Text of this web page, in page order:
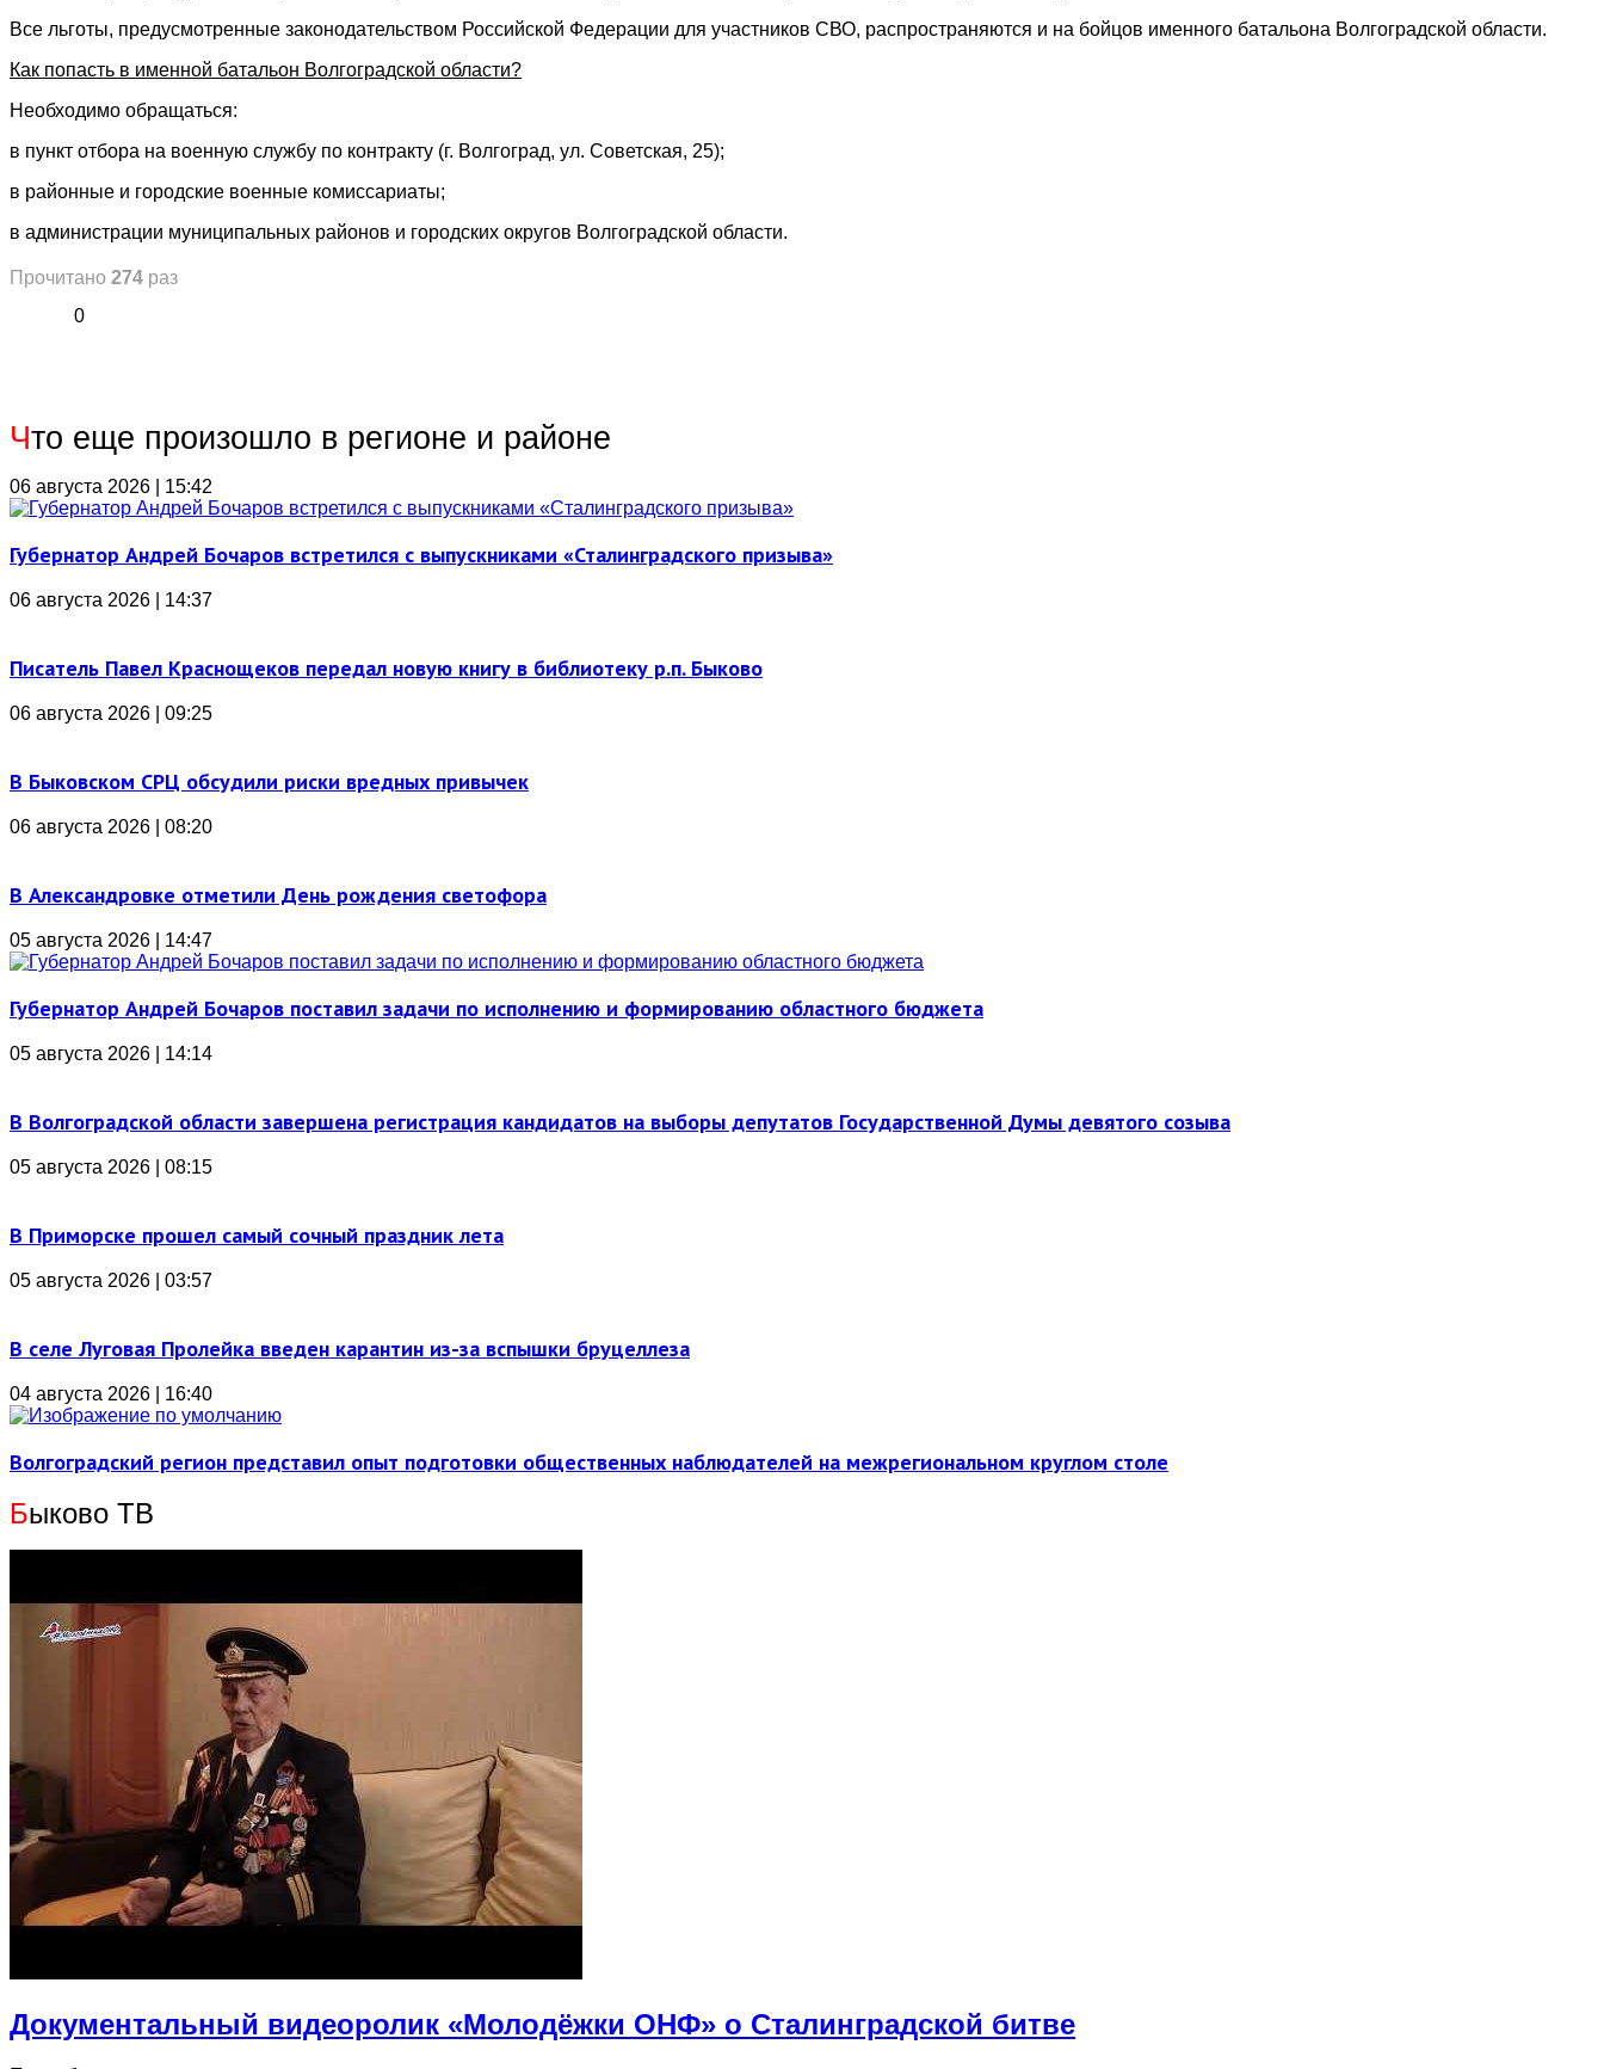
Все льготы, предусмотренные законодательством Российской Федерации для участников СВО, распространяются и на бойцов именного батальона Волгоградской области.
Как попасть в именной батальон Волгоградской области?
Необходимо обращаться:
в пункт отбора на военную службу по контракту (г. Волгоград, ул. Советская, 25);
в районные и городские военные комиссариаты;
в администрации муниципальных районов и городских округов Волгоградской области.
Прочитано 274 раз
0
Что еще произошло в регионе и районе
06 августа 2026 | 15:42
Губернатор Андрей Бочаров встретился с выпускниками «Сталинградского призыва»
06 августа 2026 | 14:37
Писатель Павел Краснощеков передал новую книгу в библиотеку р.п. Быково
06 августа 2026 | 09:25
В Быковском СРЦ обсудили риски вредных привычек
06 августа 2026 | 08:20
В Александровке отметили День рождения светофора
05 августа 2026 | 14:47
Губернатор Андрей Бочаров поставил задачи по исполнению и формированию областного бюджета
05 августа 2026 | 14:14
В Волгоградской области завершена регистрация кандидатов на выборы депутатов Государственной Думы девятого созыва
05 августа 2026 | 08:15
В Приморске прошел самый сочный праздник лета
05 августа 2026 | 03:57
В селе Луговая Пролейка введен карантин из-за вспышки бруцеллеза
04 августа 2026 | 16:40
Волгоградский регион представил опыт подготовки общественных наблюдателей на межрегиональном круглом столе
Быково ТВ
Документальный видеоролик «Молодёжки ОНФ» о Сталинградской битве